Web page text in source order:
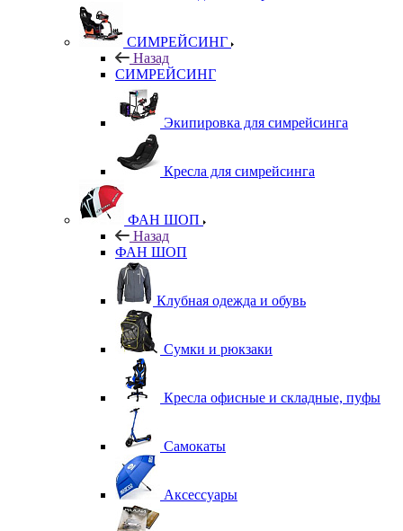
СИМРЕЙСИНГ
Назад
СИМРЕЙСИНГ
Экипировка для симрейсинга
Кресла для симрейсинга
ФАН ШОП
Назад
ФАН ШОП
Клубная одежда и обувь
Сумки и рюкзаки
Кресла офисные и складные, пуфы
Самокаты
Аксессуары